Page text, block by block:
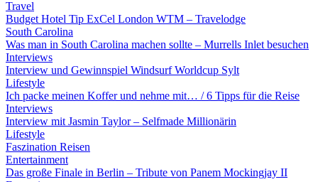
Travel
Budget Hotel Tip ExCel London WTM – Travelodge
South Carolina
Was man in South Carolina machen sollte – Murrells Inlet besuchen
Interviews
Interview und Gewinnspiel Windsurf Worldcup Sylt
Lifestyle
Ich packe meinen Koffer und nehme mit… / 6 Tipps für die Reise
Interviews
Interview mit Jasmin Taylor – Selfmade Millionärin
Lifestyle
Faszination Reisen
Entertainment
Das große Finale in Berlin – Tribute von Panem Mockingjay II